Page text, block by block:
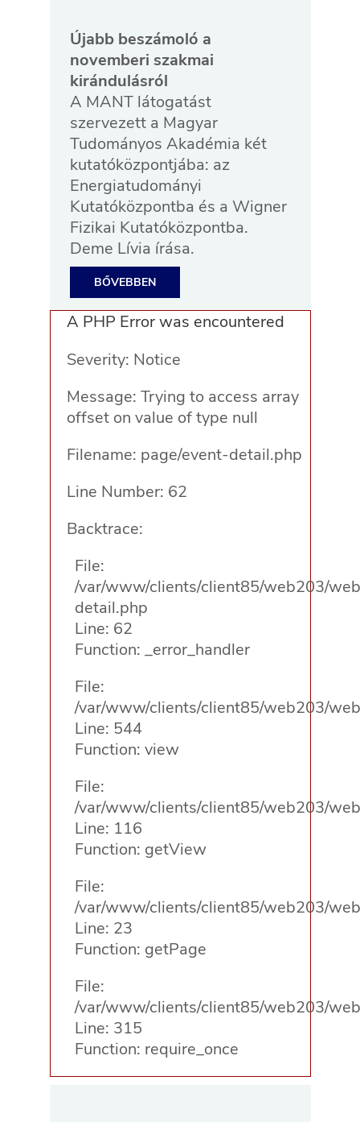
Újabb beszámoló a
novemberi szakmai
kirándulásról
A MANT látogatást
szervezett a Magyar
Tudományos Akadémia két
kutatóközpontjába: az
Energiatudományi
Kutatóközpontba és a Wigner
Fizikai Kutatóközpontba.
Deme Lívia írása.
BŐVEBBEN
A PHP Error was encountered
Severity: Notice
Message: Trying to access array
offset on value of type null
Filename: page/event-detail.php
Line Number: 62
Backtrace:
File:
/var/www/clients/client85/web203/
detail.php
Line: 62
Function: _error_handler
File:
/var/www/clients/client85/web203/
Line: 544
Function: view
File:
/var/www/clients/client85/web203/
Line: 116
Function: getView
File:
/var/www/clients/client85/web203/
Line: 23
Function: getPage
File:
/var/www/clients/client85/web203/
Line: 315
Function: require_once